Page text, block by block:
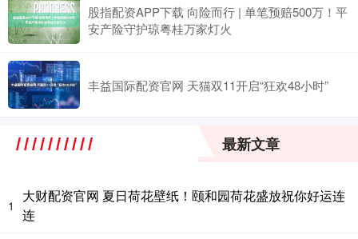
股指配资APP下载 向险而行 | 单笔预赔500万！平
安产险守护琼粤桂万家灯火
丰益国际配资官网 天猫双11开启“狂欢48小时”
最新文章
1
大财配资官网 夏日荷花壁纸！颐和园荷花盛放祝你好运连
连